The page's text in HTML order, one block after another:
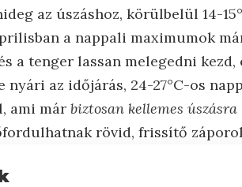
az úszáshoz, körülbelül 14-
a nappali maximumok
a tenger lassan melegedni kezd,
az időjárás, 24-27°C-os
ami már biztosan kellemes úszásra
rövid, frissítő